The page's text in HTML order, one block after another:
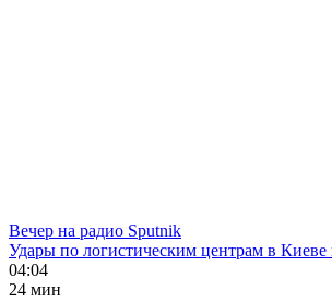
Вечер на радио Sputnik
Удары по логистическим центрам в
04:04
24 мин